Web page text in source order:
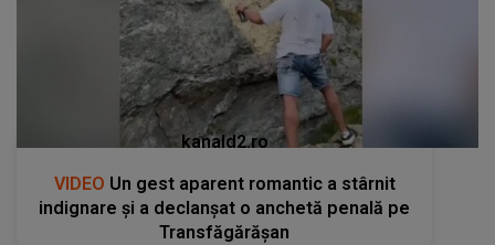
kanald2.ro
VIDEO Un gest aparent romantic a stârnit
indignare și a declanșat o anchetă penală pe
Transfăgărășan